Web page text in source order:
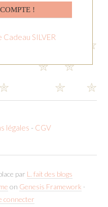
!
Cadeau SILVER
légales - CGV
par L. fait des blogs
on Genesis Framework ·
connecter